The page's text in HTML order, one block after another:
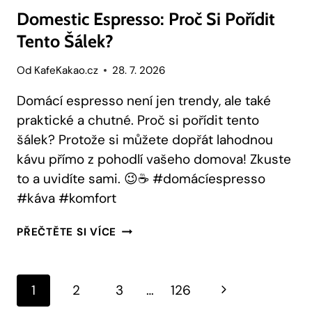
Domestic Espresso: Proč Si Pořídit
Tento Šálek?
Od KafeKakao.cz 28. 7. 2026
Domácí espresso není jen trendy, ale také
praktické a chutné. Proč si pořídit tento
šálek? Protože si můžete dopřát lahodnou
kávu přímo z pohodlí vašeho domova! Zkuste
to a uvidíte sami. 😉☕️ #domácíespresso
#káva #komfort
PŘEČTĚTE SI VÍCE DOMESTIC
POŘÍDIT
Navigace
Na
1 2 3 … 126
Další